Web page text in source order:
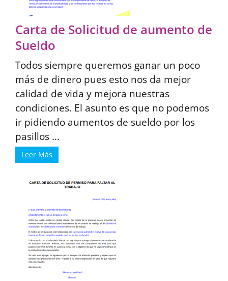
Carta de Solicitud de aumento de
Sueldo
Todos siempre queremos ganar un poco
más de dinero pues esto nos da mejor
calidad de vida y mejora nuestras
condiciones. El asunto es que no podemos
ir pidiendo aumentos de sueldo por los
pasillos ...
Leer Más